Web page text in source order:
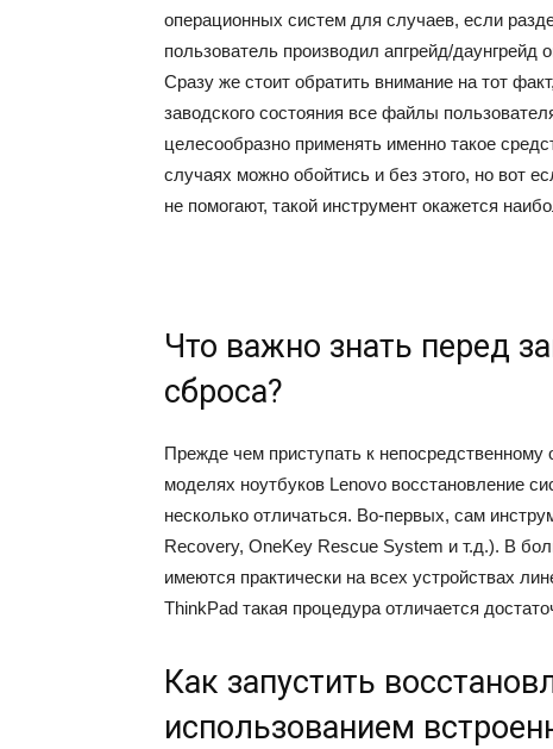
операционных систем для случаев, если
пользователь производил апгрейд/
Сразу же стоит обратить внимание на тот
заводского состояния все файлы
целесообразно применять именно такое
случаях можно обойтись и без этого, но вот
не помогают, такой инструмент окажется
Что важно знать перед
сброса?
Прежде чем приступать к
моделях ноутбуков Lenovo восстановление
несколько отличаться. Во-первых, сам
Recovery, OneKey Rescue System и т.д.). В
имеются практически на всех устройствах
ThinkPad такая процедура отличается
Как запустить
использованием